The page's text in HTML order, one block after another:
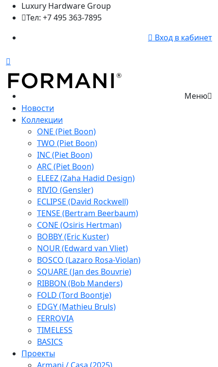
Luxury Hardware Group
Тел: +7 495 363-7895
Вход в кабинет
Меню
Новости
Коллекции
ONE (Piet Boon)
TWO (Piet Boon)
INC (Piet Boon)
ARC (Piet Boon)
ELEEZ (Zaha Hadid Design)
RIVIO (Gensler)
ECLIPSE (David Rockwell)
TENSE (Bertram Beerbaum)
CONE (Osiris Hertman)
BOBBY (Eric Kuster)
NOUR (Edward van Vliet)
BOSCO (Lazaro Rosa-Violan)
SQUARE (Jan des Bouvrie)
RIBBON (Bob Manders)
FOLD (Tord Boontje)
EDGY (Mathieu Bruls)
FERROVIA
TIMELESS
BASICS
Проекты